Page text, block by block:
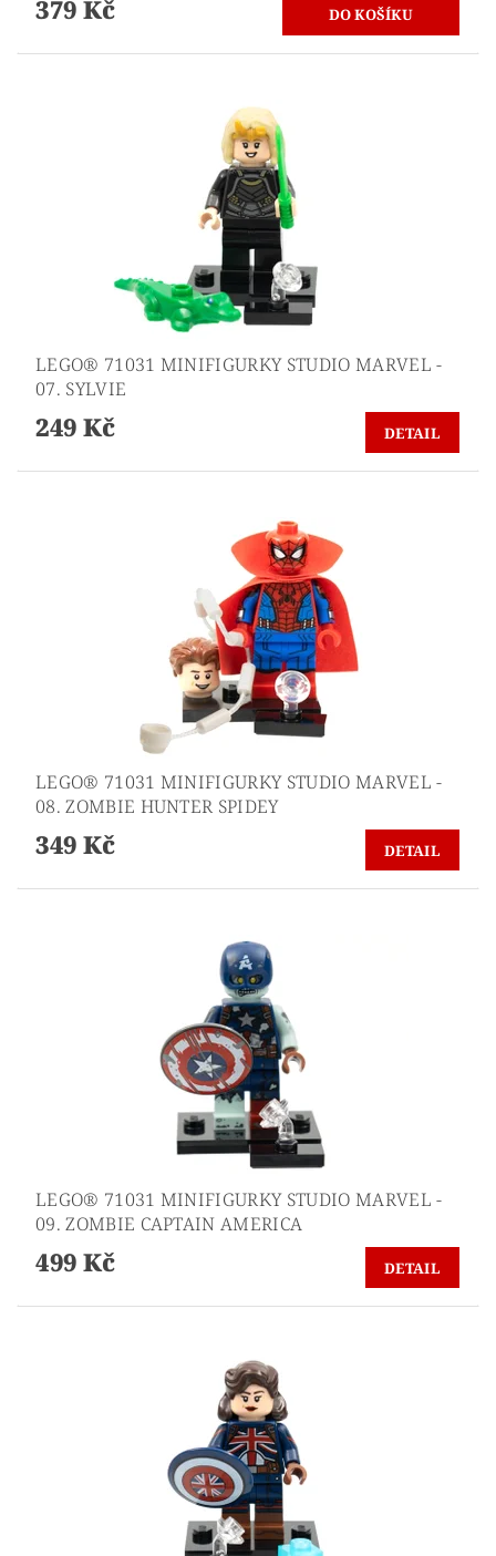
379 Kč
LEGO® 71031 MINIFIGURKY STUDIO MARVEL -
07. SYLVIE
249 Kč DETAIL
LEGO® 71031 MINIFIGURKY STUDIO MARVEL -
08. ZOMBIE HUNTER SPIDEY
349 Kč DETAIL
LEGO® 71031 MINIFIGURKY STUDIO MARVEL -
09. ZOMBIE CAPTAIN AMERICA
499 Kč DETAIL